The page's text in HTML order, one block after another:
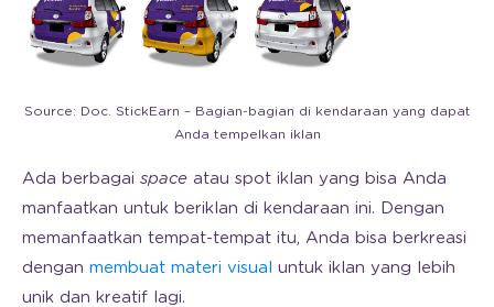
Source: Doc. StickEarn – Bagian-bagian di kendaraan yang dapat
Anda tempelkan iklan
Ada berbagai space atau spot iklan yang bisa Anda
manfaatkan untuk beriklan di kendaraan ini. Dengan
memanfaatkan tempat-tempat itu, Anda bisa berkreasi
dengan membuat materi visual
untuk iklan yang lebih
unik dan kreatif lagi.